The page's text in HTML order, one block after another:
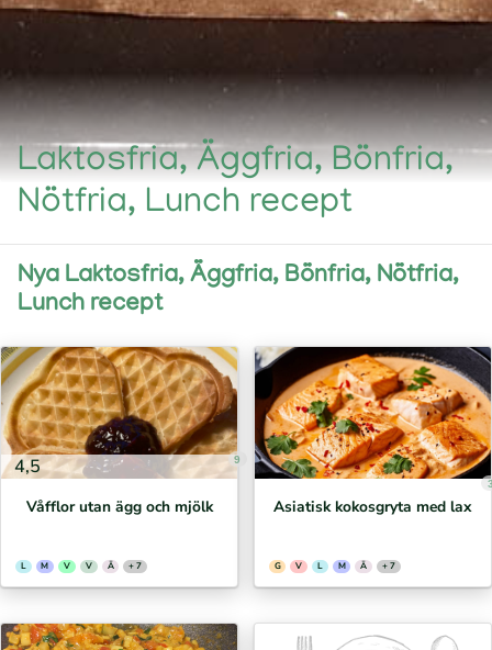
Laktosfria, Äggfria, Bönfria,
Nötfria, Lunch recept
Nya Laktosfria, Äggfria, Bönfria, Nötfria,
Lunch recept
4,5 9
Våfflor utan ägg och mjölk
L M V V Ä + 7
Asiatisk kokosgryta med lax
G V L M Ä + 7